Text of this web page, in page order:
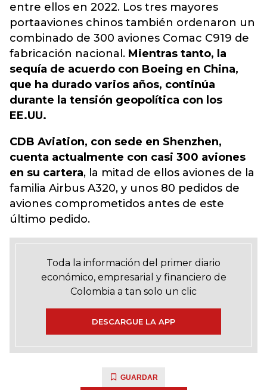
entre ellos en 2022. Los tres mayores
portaaviones chinos también ordenaron un
combinado de 300 aviones Comac C919 de
fabricación nacional. Mientras tanto, la
sequía de acuerdo con Boeing en China,
que ha durado varios años, continúa
durante la tensión geopolítica con los
EE.UU.
CDB Aviation, con sede en Shenzhen,
cuenta actualmente con casi 300 aviones
en su cartera, la mitad de ellos aviones de la
familia Airbus A320, y unos 80 pedidos de
aviones comprometidos antes de este
último pedido.
Toda la información del primer diario
económico, empresarial y financiero de
Colombia a tan solo un clic
DESCARGUE LA APP
GUARDAR